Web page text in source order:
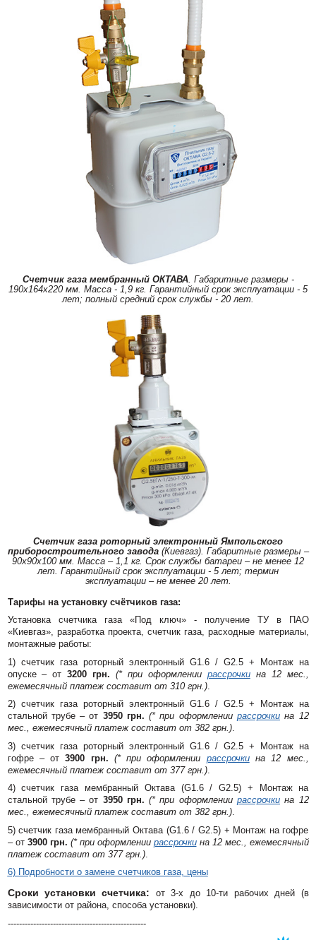
Счетчик газа мембранный ОКТАВА. Габаритные размеры -
190х164х220 мм. Масса - 1,9 кг. Гарантийный срок эксплуатации - 5
лет; полный средний срок службы - 20 лет.
Счетчик газа роторный электронный Ямпольского
приборостроительного завода(Киевгаз). Габаритные размеры –
90х90х100 мм. Масса – 1,1 кг. Срок службы батареи – не менее 12
лет. Гарантийный срок эксплуатации - 5 лет; термин
эксплуатации – не менее 20 лет.
Тарифы на установку счётчиков газа:
Установка счетчика газа «Под ключ» - получение ТУ в ПАО
«Киевгаз», разработка проекта, счетчик газа, расходные материалы,
монтажные работы:
1) счетчик газа роторный электронный G1.6 / G2.5 + Монтаж на
опуске – от3200 грн. (* при оформлении рассрочкина 12 мес.,
ежемесячный платеж составит от 310 грн.).
2) счетчик газа роторный электронный G1.6 / G2.5 + Монтаж на
стальной трубе – от 3950 грн. (* при оформлении рассрочкина 12
мес., ежемесячный платеж составит от 382 грн.).
3) счетчик газа роторный электронный G1.6 / G2.5 + Монтаж на
гофре – от3900 грн. (* при оформлении рассрочкина 12 мес.,
ежемесячный платеж составит от 377 грн.).
4) счетчик газа мембранный Октава (G1.6 / G2.5) + Монтаж на
стальной трубе – от 3950 грн. (* при оформлении рассрочкина 12
мес., ежемесячный платеж составит от 382 грн.).
5) счетчик газа мембранный Октава (G1.6 / G2.5) + Монтаж на гофре
– от 3900 грн. (* при оформлении рассрочкина 12 мес., ежемесячный
платеж составит от 377 грн.).
6) Подробности о замене счетчиков газа, цены
Сроки установки счетчика: от 3-х до 10-ти рабочих дней (в
зависимости от района, способа установки).
-------------------------------------------------